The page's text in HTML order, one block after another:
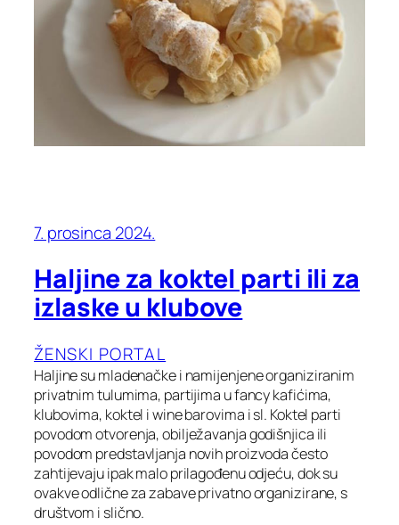
7. prosinca 2024.
Haljine za koktel parti ili za
izlaske u klubove
ŽENSKI PORTAL
Haljine su mladenačke i namijenjene organiziranim
privatnim tulumima, partijima u fancy kafićima,
klubovima, koktel i wine barovima i sl. Koktel parti
povodom otvorenja, obilježavanja godišnjica ili
povodom predstavljanja novih proizvoda često
zahtijevaju ipak malo prilagođenu odjeću, dok su
ovakve odlične za zabave privatno organizirane, s
društvom i slično.